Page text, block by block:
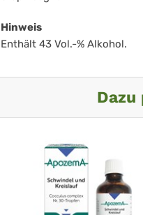
Hinweis
Enthält 43 Vol.-% Alkohol.
Dazu